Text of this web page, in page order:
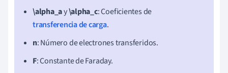
\alpha_ay\alpha_c: Coeficientes de
transferencia de carga.
n: Número de electrones transferidos.
F: Constante de Faraday.